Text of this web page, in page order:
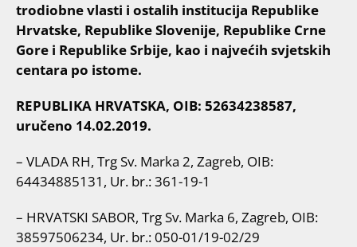
trodiobne vlasti i ostalih institucija Republike
Hrvatske, Republike Slovenije, Republike Crne
Gore i Republike Srbije, kao i najvećih svjetskih
centara po istome.
REPUBLIKA HRVATSKA, OIB: 52634238587,
uručeno 14.02.2019.
– VLADA RH, Trg Sv. Marka 2, Zagreb, OIB:
64434885131, Ur. br.: 361-19-1
– HRVATSKI SABOR, Trg Sv. Marka 6, Zagreb, OIB:
38597506234, Ur. br.: 050-01/19-02/29